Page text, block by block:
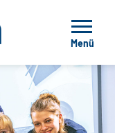
Menü